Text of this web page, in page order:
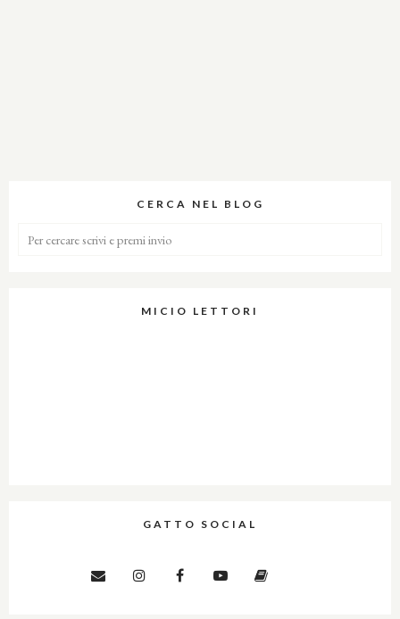
CERCA NEL BLOG
MICIO LETTORI
GATTO SOCIAL